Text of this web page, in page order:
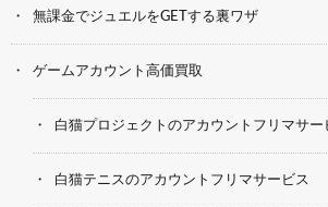
無課金でジュエルをGETする裏ワザ
ゲームアカウント高価買取
白猫プロジェクトのアカウントフリマサー
白猫テニスのアカウントフリマサービス